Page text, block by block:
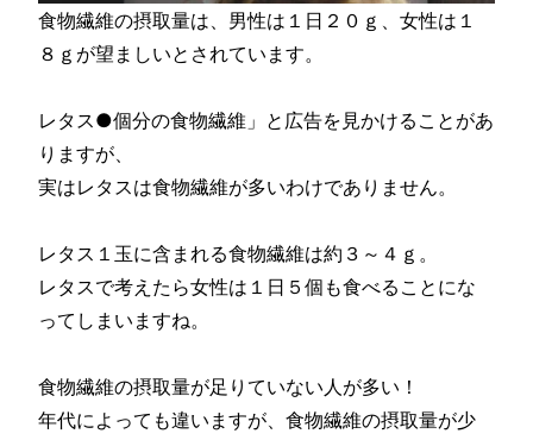
食物繊維の摂取量は、男性は１日２０ｇ、女性は１
８ｇが望ましいとされています。
レタス●個分の食物繊維」と広告を見かけることがあ
りますが、
実はレタスは食物繊維が多いわけでありません。
レタス１玉に含まれる食物繊維は約３～４ｇ。
レタスで考えたら女性は１日５個も食べることにな
ってしまいますね。
食物繊維の摂取量が足りていない人が多い！
年代によっても違いますが、食物繊維の摂取量が少